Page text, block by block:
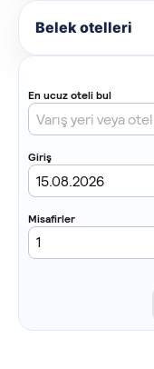
Belek otelleri